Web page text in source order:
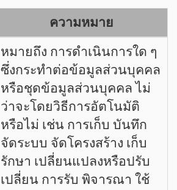
ความหมาย
หมายถึง การดำเนินการใด ๆ
ซึ่งกระทำต่อข้อมูลส่วนบุคคล
หรือชุดข้อมูลส่วนบุคคล ไม่
ว่าจะโดยวิธีการอัตโนมัติ
หรือไม่ เช่น การเก็บ บันทึก
จัดระบบ จัดโครงสร้าง เก็บ
รักษา เปลี่ยนแปลงหรือปรับ
เปลี่ยน การรับ พิจารณา ใช้